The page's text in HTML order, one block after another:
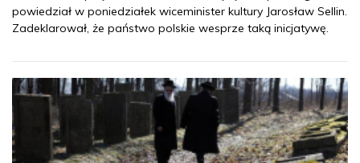
powiedział w poniedziałek wiceminister kultury Jarosław Sellin.
Zadeklarował, że państwo polskie wesprze taką inicjatywę.